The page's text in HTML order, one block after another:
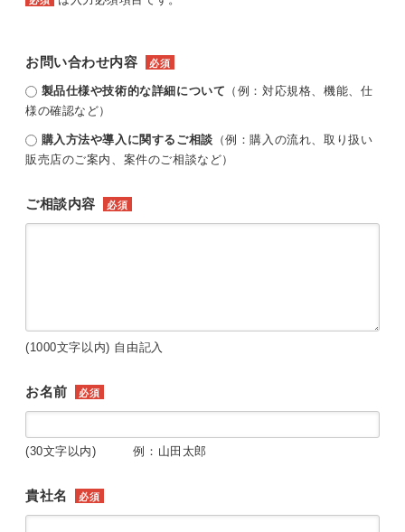
お問い合わせ内容 必須
製品仕様や技術的な詳細について （例：対応規格、機能、仕
様の確認など）
購入方法や導入に関するご相談 （例：購入の流れ、取り扱い
販売店のご案内、案件のご相談など）
ご相談内容 必須
(1000文字以内) 自由記入
お名前 必須
(30文字以内) 例：山田太郎
貴社名 必須